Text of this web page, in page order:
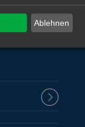
Ablehnen